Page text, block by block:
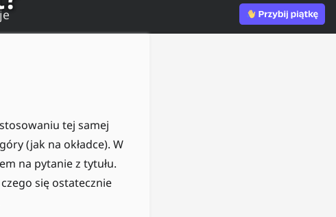
tej samej
(jak na okładce). W
na pytanie z tytułu.
się ostatecznie